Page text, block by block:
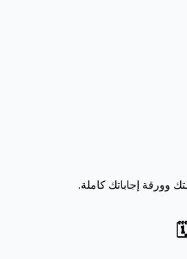
وورقة إجاباتك كاملة.